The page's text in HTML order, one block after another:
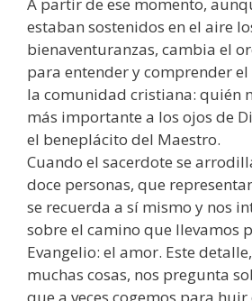
A partir de ese momento,
estaban sostenidos en el aire
bienaventuranzas, cambia el
para entender y comprender
la comunidad cristiana: quién
más importante a los ojos de
el beneplácito del Maestro.
Cuando el sacerdote se
doce personas, que
se recuerda a sí mismo y nos
sobre el camino que llevamos
Evangelio: el amor. Este
muchas cosas, nos pregunta